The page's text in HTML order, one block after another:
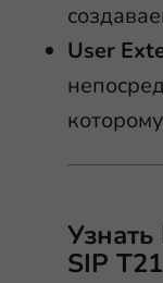
User
Узнать
SIP